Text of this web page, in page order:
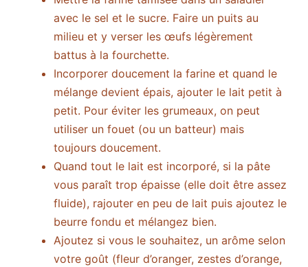
avec le sel et le sucre. Faire un puits au
milieu et y verser les œufs légèrement
battus à la fourchette.
Incorporer doucement la farine et quand le
mélange devient épais, ajouter le lait petit à
petit. Pour éviter les grumeaux, on peut
utiliser un fouet (ou un batteur) mais
toujours doucement.
Quand tout le lait est incorporé, si la pâte
vous paraît trop épaisse (elle doit être assez
fluide), rajouter en peu de lait puis ajoutez le
beurre fondu et mélangez bien.
Ajoutez si vous le souhaitez, un arôme selon
votre goût (fleur d’oranger, zestes d’orange,